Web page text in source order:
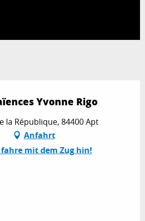
Yvonne Rigo
la République, 84400 Apt
Anfahrt
mit dem Zug hin!